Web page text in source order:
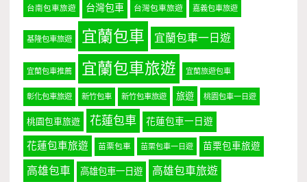
台南包車旅遊 台灣包車 台灣包車旅遊 嘉義包車旅遊
基隆包車旅遊 宜蘭包車 宜蘭包車一日遊
宜蘭包車推薦 宜蘭包車旅遊 宜蘭旅遊包車
彰化包車旅遊 新竹包車 新竹包車旅遊 旅遊 桃園包車一日遊
桃園包車旅遊 花蓮包車 花蓮包車一日遊
花蓮包車旅遊 苗栗包車 苗栗包車一日遊 苗栗包車旅遊
高雄包車 高雄包車一日遊 高雄包車旅遊